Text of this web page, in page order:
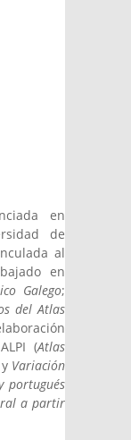
mail)
en
de
al
en
Galego;
del Atlas
(Atlas
Variación
portugués
a partir